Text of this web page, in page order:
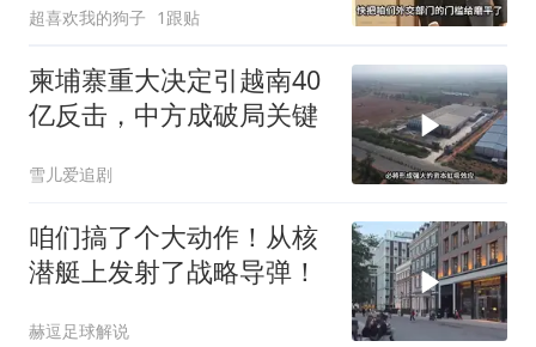
超喜欢我的狗子 1跟贴
柬埔寨重大决定引越南40
亿反击，中方成破局关键
雪儿爱追剧
咱们搞了个大动作！从核
潜艇上发射了战略导弹！
赫逗足球解说